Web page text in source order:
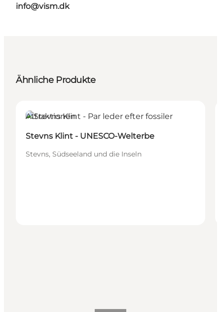
info@vism.dk
Ähnliche Produkte
Attraktionen
Stevns Klint - UNESCO-Welterbe
Stevns, Südseeland und die Inseln